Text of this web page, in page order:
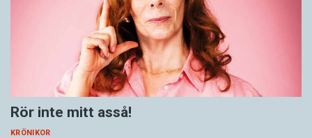
Rör inte mitt asså!
KRÖNIKOR